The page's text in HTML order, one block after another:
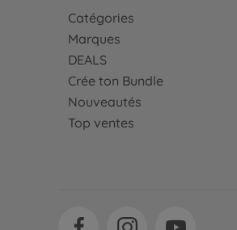
Catégories
Marques
DEALS
Crée ton Bundle
Nouveautés
Top ventes